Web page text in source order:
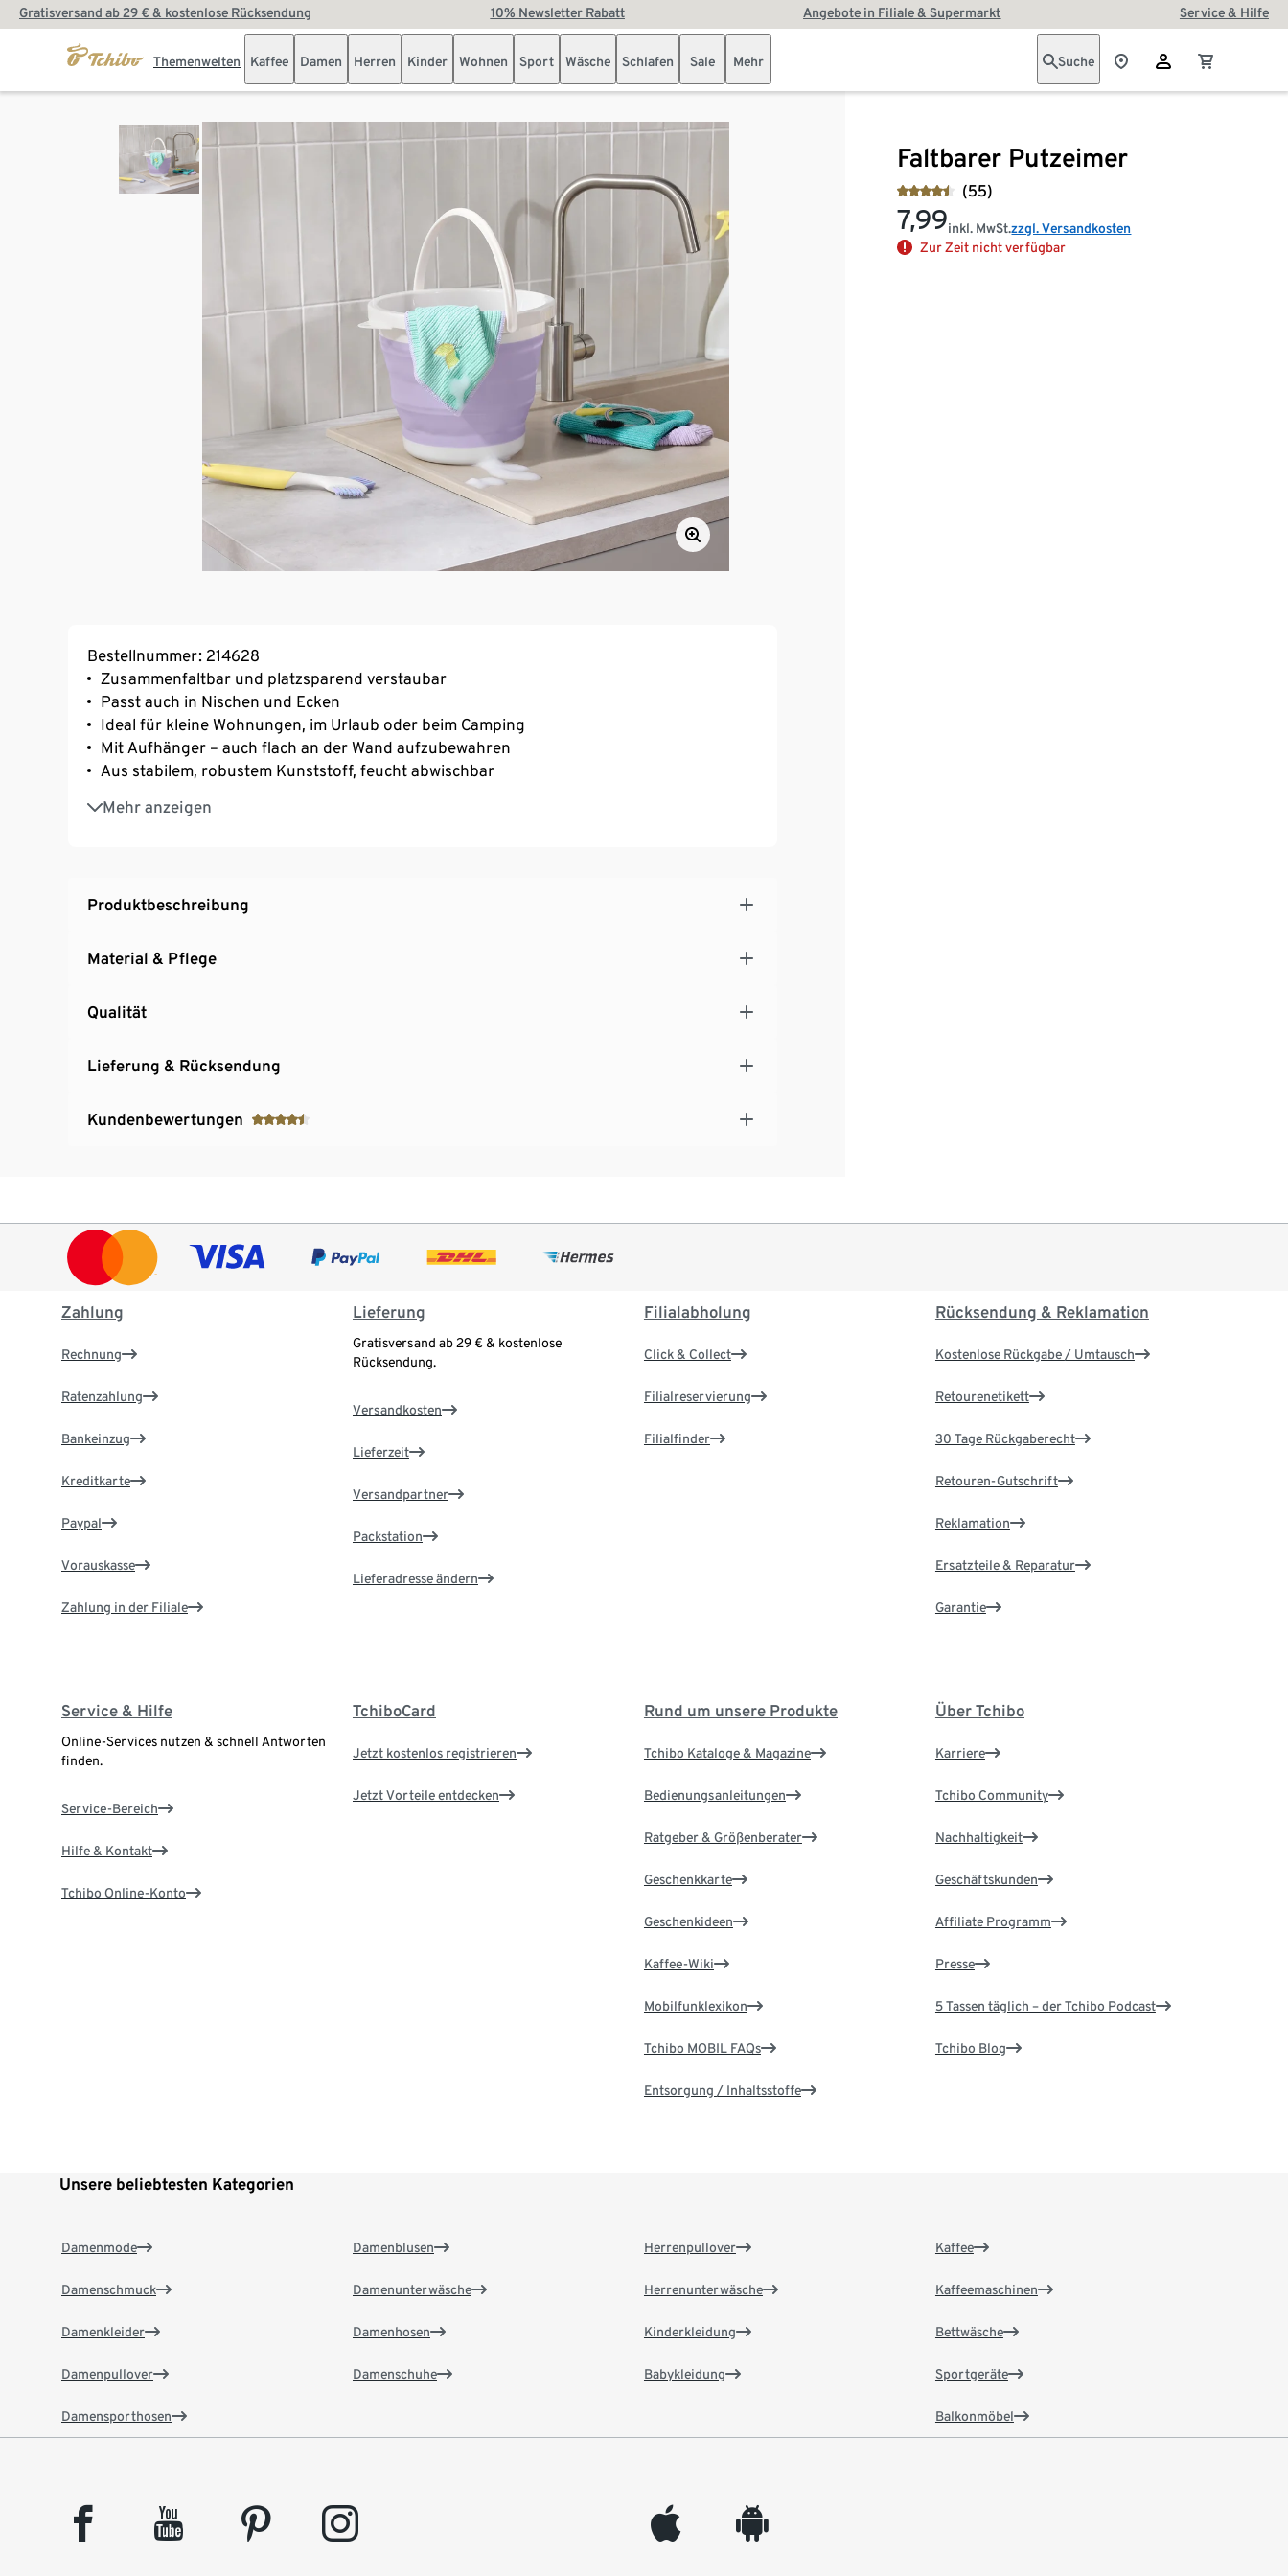
Gratisversand ab 29 € & kostenlose Rücksendung 10% Newsletter Rabatt Angebote in Filiale & Supermarkt Service & Hilfe
Themenwelten Kaffee Damen Herren Kinder Wohnen Sport Wäsche Schlafen Sale Mehr Suche
Faltbarer Putzeimer
(55)
7,99inkl. MwSt.zzgl. Versandkosten
Zur Zeit nicht verfügbar
Bestellnummer: 214628
Zusammenfaltbar und platzsparend verstaubar
Passt auch in Nischen und Ecken
Ideal für kleine Wohnungen, im Urlaub oder beim Camping
Mit Aufhänger – auch flach an der Wand aufzubewahren
Aus stabilem, robustem Kunststoff, feucht abwischbar
Mehr anzeigen
Fassungsvermögen ca. 5 Liter
Produktbeschreibung
Material & Pflege
Qualität
Lieferung & Rücksendung
Kundenbewertungen
Zahlung
Rechnung
Ratenzahlung
Bankeinzug
Kreditkarte
Paypal
Vorauskasse
Zahlung in der Filiale
Lieferung
Gratisversand ab 29 € & kostenlose
Rücksendung.
Versandkosten
Lieferzeit
Versandpartner
Packstation
Lieferadresse ändern
Filialabholung
Click & Collect
Filialreservierung
Filialfinder
Rücksendung & Reklamation
Kostenlose Rückgabe / Umtausch
Retourenetikett
30 Tage Rückgaberecht
Retouren-Gutschrift
Reklamation
Ersatzteile & Reparatur
Garantie
Service & Hilfe
Online-Services nutzen & schnell Antworten
finden.
Service-Bereich
Hilfe & Kontakt
Tchibo Online-Konto
TchiboCard
Jetzt kostenlos registrieren
Jetzt Vorteile entdecken
Rund um unsere Produkte
Tchibo Kataloge & Magazine
Bedienungsanleitungen
Ratgeber & Größenberater
Geschenkkarte
Geschenkideen
Kaffee-Wiki
Mobilfunklexikon
Tchibo MOBIL FAQs
Entsorgung / Inhaltsstoffe
Über Tchibo
Karriere
Tchibo Community
Nachhaltigkeit
Geschäftskunden
Affiliate Programm
Presse
5 Tassen täglich – der Tchibo Podcast
Tchibo Blog
Unsere beliebtesten Kategorien
Damenmode
Damenschmuck
Damenkleider
Damenpullover
Damensporthosen
Damenblusen
Damenunterwäsche
Damenhosen
Damenschuhe
Herrenpullover
Herrenunterwäsche
Kinderkleidung
Babykleidung
Kaffee
Kaffeemaschinen
Bettwäsche
Sportgeräte
Balkonmöbel
facebook youtube pinterest instagram appleinc android